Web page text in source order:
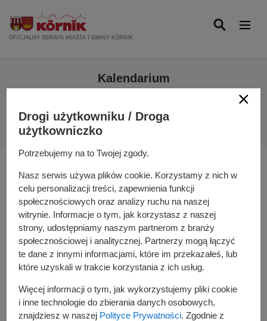
OFICJALNY SERWIS MIASTA I GMINY KÓRNIK
Kalendarium
WYDARZENIA SAMORZĄD
23
Styczeń
2024
I Senioralny
Turniej
Bowlingowy o
Puchar
Burmistrza Miasta
i Gminy Kórnik
Drogi użytkowniku / Droga
użytkowniczko
Potrzebujemy na to Twojej zgody.
Nasz serwis używa plików cookie. Korzystamy z nich w
celu personalizacji treści, zapewnienia funkcji
społecznościowych oraz analizy ruchu na naszej
witrynie. Informacje o tym, jak korzystasz z naszej
strony, udostępniamy naszym partnerom z branży
społecznościowej i analitycznej. Partnerzy mogą łączyć
te dane z innymi informacjami, które im przekazałeś, lub
które uzyskali w trakcie korzystania z ich usług.
Więcej informacji o tym, jak wykorzystujemy pliki cookie
i inne technologie do zbierania danych osobowych,
znajdziesz w naszej Polityce Prywatności. Zgodnie z